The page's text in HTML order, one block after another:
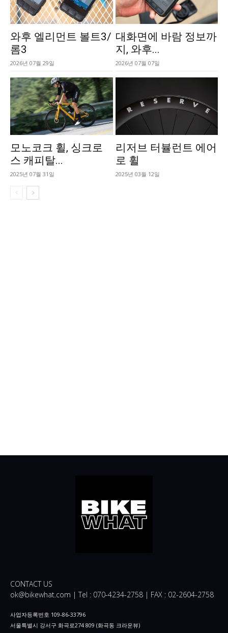
와후 엘리먼트 볼트3/
롬3
2026년 07월 29일
대화면에 바람 정보까
지, 와후...
2026년 07월 07일
모노코크 휠, 싱크로
스 캐피탈...
2025년 07월 31일
리저브 터뷸런트 에어
로 휠
2025년 03월 12일
CONTACT US
ok@bikewhat.com | Tel : 070-4234-2758 | FAX : 02-2604-2758
사업자등록번호 109-86-33796
서울특별시 강서구 화곡로274 809 (화곡동 크라운뷰)